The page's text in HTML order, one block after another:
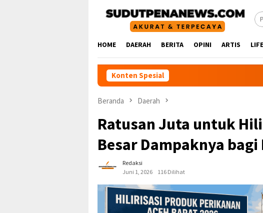
HOME DAERAH BERITA OPINI ARTIS
Konten Spesial YLBH-
Beranda Daerah
Ratusan Juta untuk
Besar Dampaknya bagi
Redaksi
Juni 1, 2026
116 Dilihat